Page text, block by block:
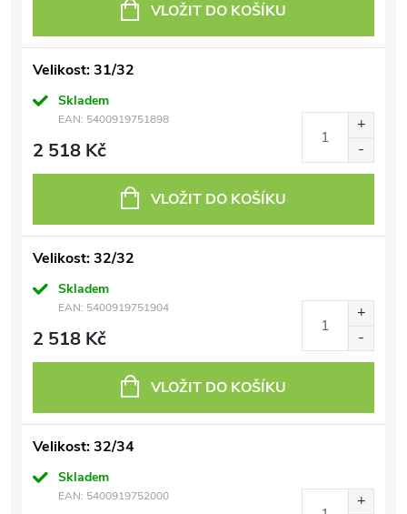
VLOŽIT DO KOŠÍKU
Velikost: 31/32
Skladem
EAN: 5400919751898
2 518 Kč
VLOŽIT DO KOŠÍKU
Velikost: 32/32
Skladem
EAN: 5400919751904
2 518 Kč
VLOŽIT DO KOŠÍKU
Velikost: 32/34
Skladem
EAN: 5400919752000